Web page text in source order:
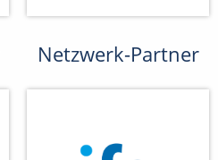
Netzwerk-Partner